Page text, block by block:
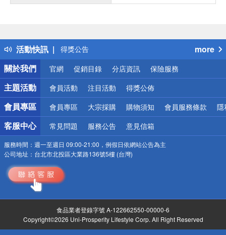
活動快訊
得獎公告
熱門話題
銀行優惠
偏遠地區配送
詐騙網頁！請小心！
more
關於我們
官網 促銷目錄 分店資訊 保險服務
主題活動 會員活動 注目活動 得獎公佈
會員專區 會員專區 大宗採購 購物須知 會員服務條款 隱
客服中心 常見問題 服務公告 意見信箱
服務時間： 週一至週日 09:00-21:00，例假日依網站公告為主
公司地址： 台北市北投區大業路136號5樓 (台灣)
食品業者登錄字號 A-122662550-00000-6
Copyright©2026 Uni-Prosperity Lifestyle Corp. All Right Reserved